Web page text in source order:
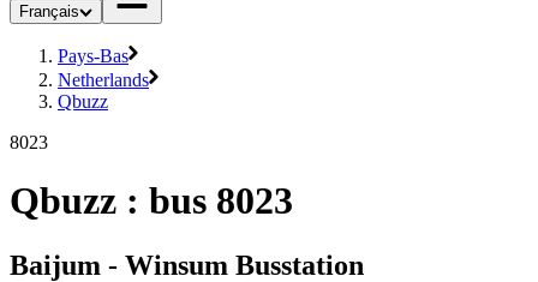
Français
Pays-Bas
Netherlands
Qbuzz
8023
Qbuzz : bus 8023
Baijum - Winsum Busstation